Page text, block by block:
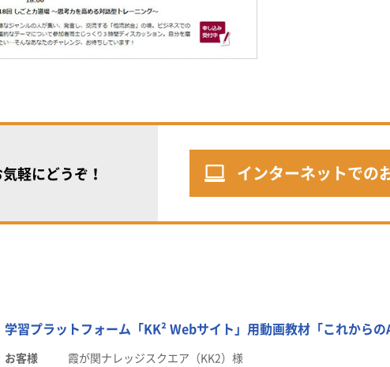
軽にどうぞ！ インターネットでの
学習プラットフォーム「KK² Webサイト」用動画教材「これからの
お客様
霞が関ナレッジスクエア（KK2）様